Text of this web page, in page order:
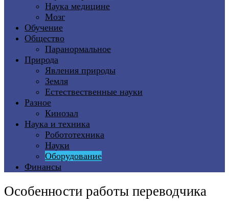
Наука медицине
Мозг
Обучение
Общество
Паранормальное
Природа
Явления природы
Земля
Естествественные науки
Разное
Кинозал
Наука и техника
Робототехника
Науки
Оборудование
Финансы
Особенности работы переводчика